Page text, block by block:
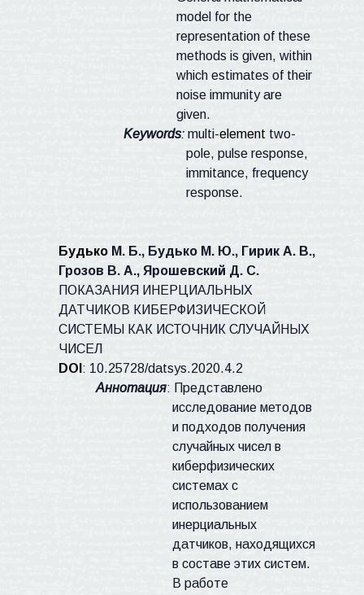
model for the
representation of these
methods is given, within
which estimates of their
noise immunity are
given.
Keywords:multi-element two-
pole, pulse response,
immitance, frequency
response.
Будько М. Б., Будько М. Ю., Гирик А. В.,
Грозов В. А., Ярошевский Д. С.
ПОКАЗАНИЯ ИНЕРЦИАЛЬНЫХ
ДАТЧИКОВ КИБЕРФИЗИЧЕСКОЙ
СИСТЕМЫ КАК ИСТОЧНИК СЛУЧАЙНЫХ
ЧИСЕЛ
DOI : 10.25728/datsys.2020.4.2
Аннотация: Представлено
исследование методов
и подходов получения
случайных чисел в
киберфизических
системах с
использованием
инерциальных
датчиков, находящихся
в составе этих систем.
В работе